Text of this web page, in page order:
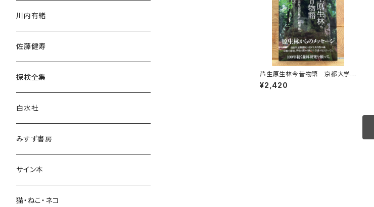
芦生原生林今昔物語 京都大学
芦生演習林から研究林へ
¥2,420
民族・風習
言語・ことば
川内有緒
佐藤健寿
探検全集
白水社
みすず書房
サイン本
猫・ねこ・ネコ